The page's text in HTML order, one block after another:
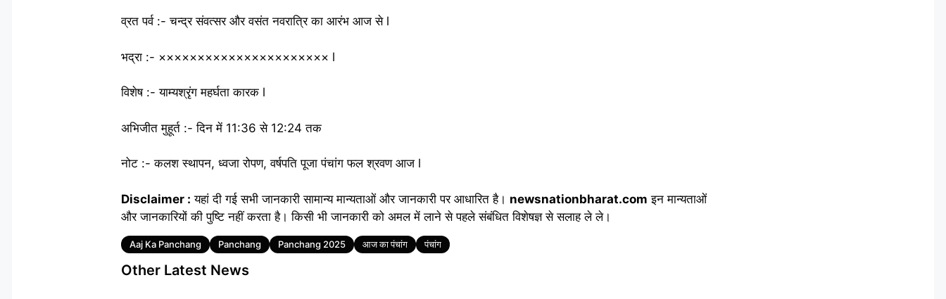
व्रत पर्व :- चन्द्र संवत्सर और वसंत नवरात्रि का आरंभ आज से l
भद्रा :- ×××××××××××××××××××××× l
विशेष :- याम्यश्रृंग महर्घता कारक l
अभिजीत मुहूर्त :- दिन में 11:36 से 12:24 तक
नोट :- कलश स्थापन, ध्वजा रोपण, वर्षपति पूजा पंचांग फल श्रवण आज l
Disclaimer : यहां दी गई सभी जानकारी सामान्य मान्यताओं और जानकारी पर आधारित है। newsnationbharat.com इन मान्यताओं
और जानकारियों की पुष्टि नहीं करता है। किसी भी जानकारी को अमल में लाने से पहले संबंधित विशेषज्ञ से सलाह ले ले।
Tags
Aaj Ka Panchang Panchang Panchang 2025 आज का पंचांग पंचांग
Other Latest News